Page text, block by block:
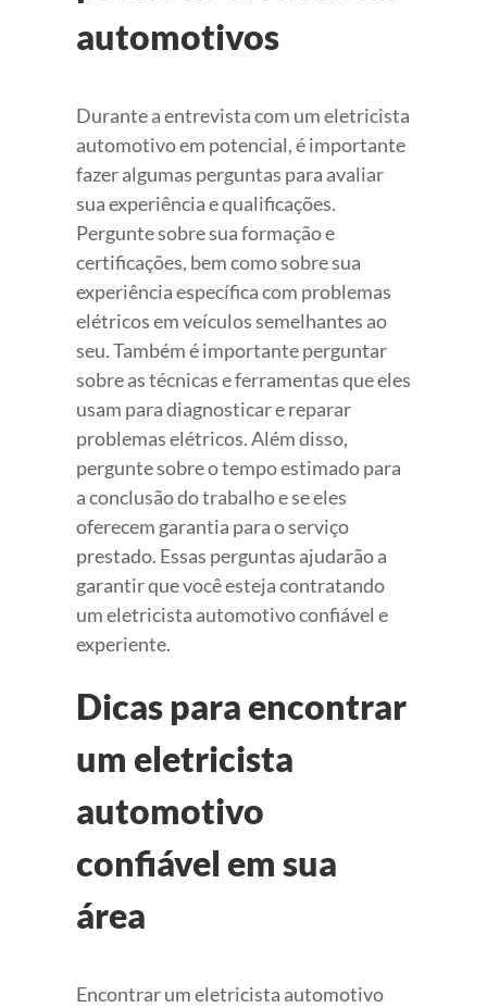
automotivos
Durante a entrevista com um eletricista
automotivo em potencial, é importante
fazer algumas perguntas para avaliar
sua experiência e qualificações.
Pergunte sobre sua formação e
certificações, bem como sobre sua
experiência específica com problemas
elétricos em veículos semelhantes ao
seu. Também é importante perguntar
sobre as técnicas e ferramentas que eles
usam para diagnosticar e reparar
problemas elétricos. Além disso,
pergunte sobre o tempo estimado para
a conclusão do trabalho e se eles
oferecem garantia para o serviço
prestado. Essas perguntas ajudarão a
garantir que você esteja contratando
um eletricista automotivo confiável e
experiente.
Dicas para encontrar
um eletricista
automotivo
confiável em sua
área
Encontrar um eletricista automotivo